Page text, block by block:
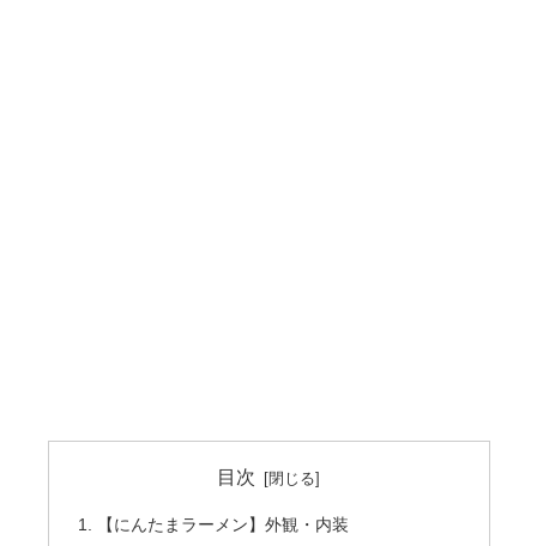
目次
【にんたまラーメン】外観・内装